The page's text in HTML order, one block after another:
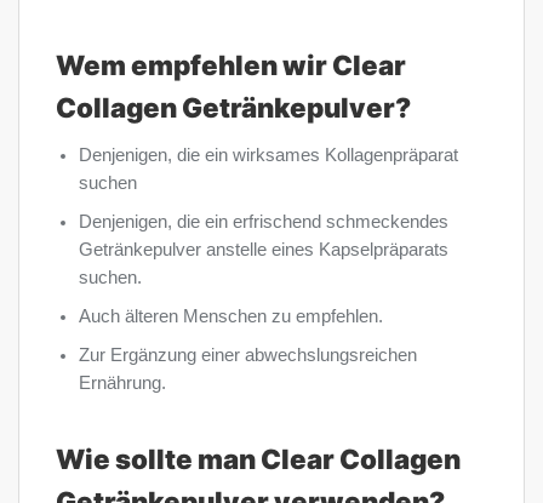
Wem empfehlen wir Clear
Collagen Getränkepulver?
Denjenigen, die ein wirksames Kollagenpräparat
suchen
Denjenigen, die ein erfrischend schmeckendes
Getränkepulver anstelle eines Kapselpräparats
suchen.
Auch älteren Menschen zu empfehlen.
Zur Ergänzung einer abwechslungsreichen
Ernährung.
Wie sollte man Clear Collagen